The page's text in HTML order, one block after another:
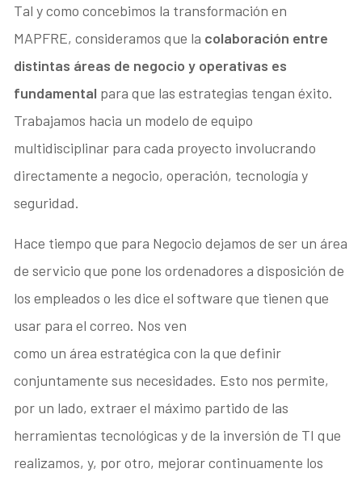
Tal y como concebimos la transformación en
MAPFRE, consideramos que la colaboración entre
distintas áreas de negocio y operativas es
fundamental para que las estrategias tengan éxito.
Trabajamos hacia un modelo de equipo
multidisciplinar para cada proyecto involucrando
directamente a negocio, operación, tecnología y
seguridad.
Hace tiempo que para Negocio dejamos de ser un área
de servicio que pone los ordenadores a disposición de
los empleados o les dice el software que tienen que
usar para el correo. Nos ven
como un área estratégica con la que definir
conjuntamente sus necesidades. Esto nos permite,
por un lado, extraer el máximo partido de las
herramientas tecnológicas y de la inversión de TI que
realizamos, y, por otro, mejorar continuamente los